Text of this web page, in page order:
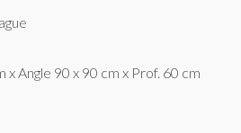
x Angle 90 x 90 cm x Prof. 60 cm